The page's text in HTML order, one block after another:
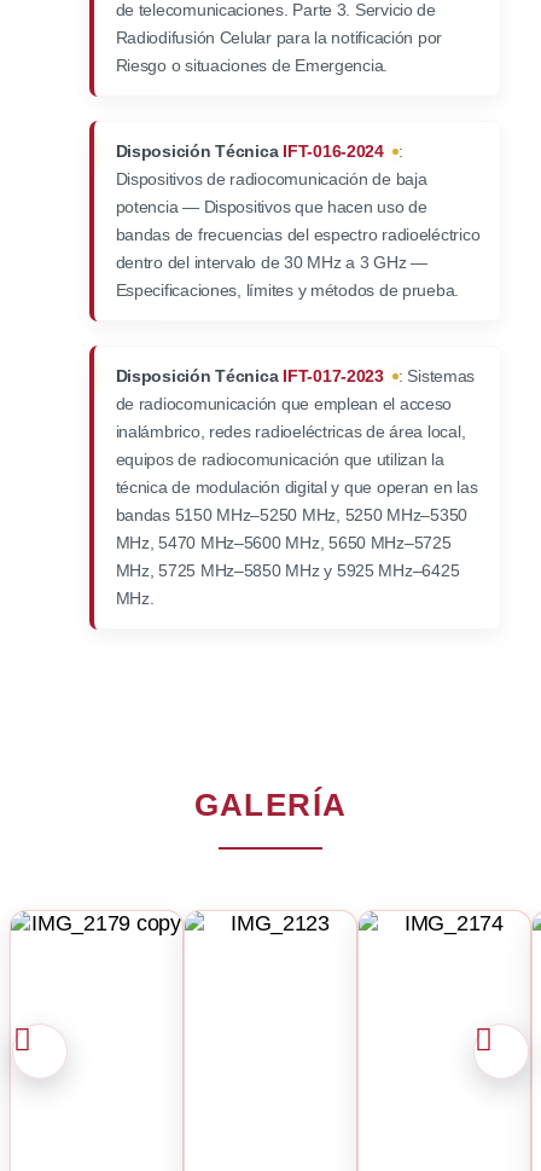
de telecomunicaciones. Parte 3. Servicio de
Radiodifusión Celular para la notificación por
Riesgo o situaciones de Emergencia.
Disposición Técnica IFT-016-2024
:
Dispositivos de radiocomunicación de baja
potencia — Dispositivos que hacen uso de
bandas de frecuencias del espectro radioeléctrico
dentro del intervalo de 30 MHz a 3 GHz —
Especificaciones, límites y métodos de prueba.
Disposición Técnica IFT-017-2023
: Sistemas
de radiocomunicación que emplean el acceso
inalámbrico, redes radioeléctricas de área local,
equipos de radiocomunicación que utilizan la
técnica de modulación digital y que operan en las
bandas 5150 MHz–5250 MHz, 5250 MHz–5350
MHz, 5470 MHz–5600 MHz, 5650 MHz–5725
MHz, 5725 MHz–5850 MHz y 5925 MHz–6425
MHz.
GALERÍA